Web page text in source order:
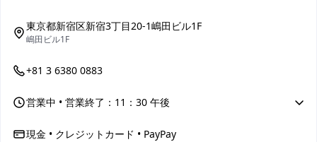
【エビカニ合戦】
蟹とエビといくらの夢のコラボレーション♡
す！
【サーモンクリームチーズのあてまき】
ているのでサクサクの食感も良かったです。
東京都新宿区新宿3丁目20-1嶋田ビル1F
嶋田ビル1F
+81 3 6380 0883
営業中 • 営業終了：11：30 午後
現金 • クレジットカード • PayPay